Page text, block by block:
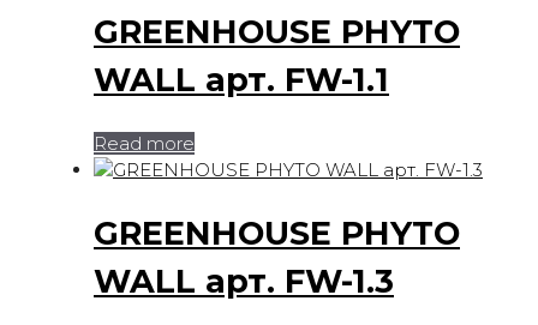
GREENHOUSE PHYTO
WALL арт. FW-1.1
Read more
GREENHOUSE PHYTO
WALL арт. FW-1.3